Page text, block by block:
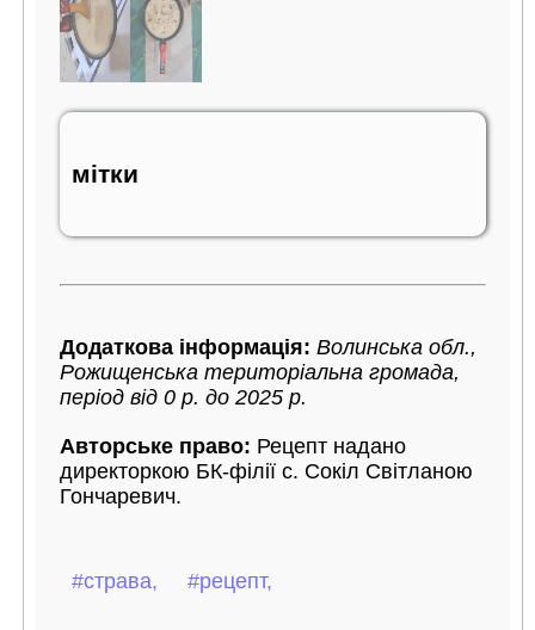
мітки
Додаткова інформація: Волинська обл.,
Рожищенська територіальна громада,
період від 0 р. до 2025 р.
Авторське право: Рецепт надано
директоркою БК-філії с. Сокіл Світланою
Гончаревич.
#страва, #рецепт,